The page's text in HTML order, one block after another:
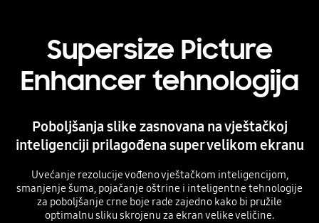
Supersize Picture
Enhancer tehnologija
Poboljšanja slike zasnovana na vještačkoj
inteligenciji prilagođena super velikom ekranu
Uvećanje rezolucije vođeno vještačkom inteligencijom,
smanjenje šuma, pojačanje oštrine i inteligentne tehnologije
za poboljšanje crne boje rade zajedno kako bi pružile
optimalnu sliku skrojenu za ekran velike veličine.